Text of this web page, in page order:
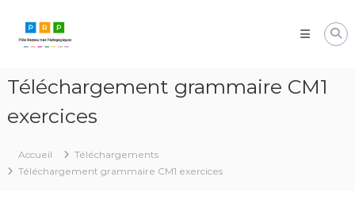
contenu
Pôle
Ressources
les
cognitives
élèves
Téléchargement grammaire CM1
exercices
Accueil
Téléchargements
Téléchargement grammaire CM1 exercices